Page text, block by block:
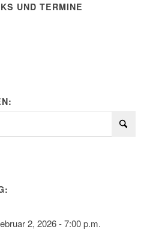
UND TERMINE
2, 2026 - 7:00 p.m.